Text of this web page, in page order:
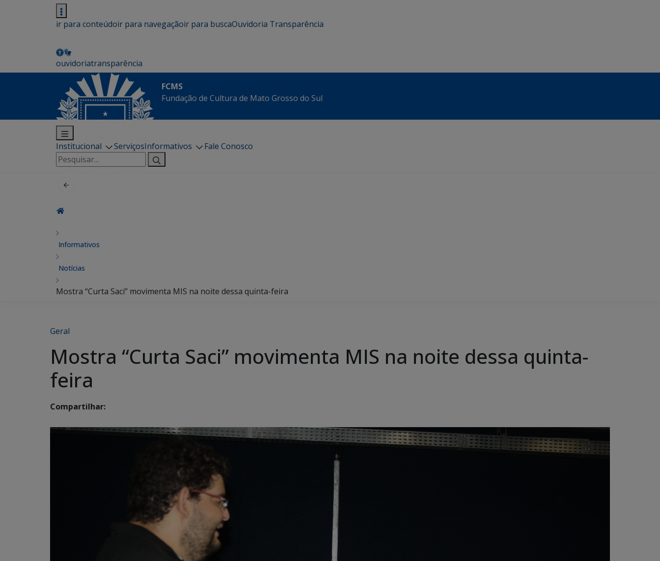
ir para conteúdoir para navegaçãoir para buscaOuvidoria Transparência
ouvidoriatransparência
FCMS
Fundação de Cultura de Mato Grosso do Sul
Institucional ServiçosInformativos
Fale Conosco
Pesquisar
por:
Informativos
Notícias
Mostra “Curta Saci” movimenta MIS na noite dessa quinta-feira
Geral
Mostra “Curta Saci” movimenta MIS na noite dessa quinta-
feira
Compartilhar: